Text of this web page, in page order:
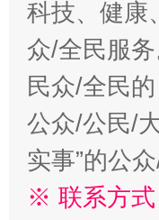
科技、健康
众/全民服
民众/全民
公众/公民/
实事”的公
※ 联系方式